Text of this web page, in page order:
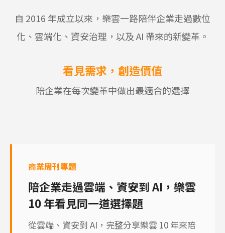
自 2016 年成立以來，樂雲一路陪伴企業走過數位
化、雲端化、資安治理，以及 AI 帶來的新變革。
看見需求，創造價值
陪企業在每次變革中做出最適合的選擇
商業周刊專題
陪企業走過雲端、資安到 AI，樂雲
10 年看見同一道選擇題
從雲端、資安到 AI，完整分享樂雲 10 年來陪